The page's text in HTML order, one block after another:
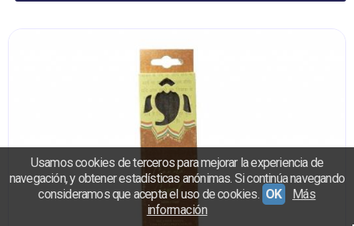
Usamos cookies de terceros para mejorar la experiencia de
navegación, y obtener estadísticas anónimas. Si continúa navegando
consideramos que acepta el uso de cookies. OK
Más
información